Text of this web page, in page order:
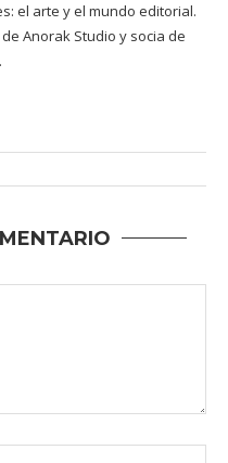
el arte y el mundo editorial.
Anorak Studio y socia de